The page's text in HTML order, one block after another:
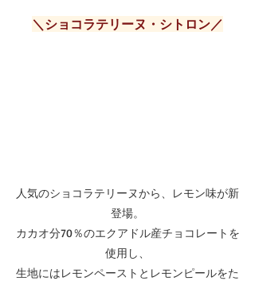
＼ショコラテリーヌ・シトロン／
人気のショコラテリーヌから、レモン味が新
登場。
カカオ分70％のエクアドル産チョコレートを
使用し、
生地にはレモンペーストとレモンピールをた